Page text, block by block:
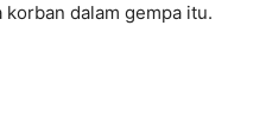
dalam gempa itu.